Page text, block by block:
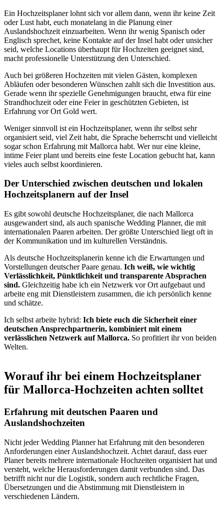
Ein Hochzeitsplaner lohnt sich vor allem dann, wenn ihr keine Zeit
oder Lust habt, euch monatelang in die Planung einer
Auslandshochzeit einzuarbeiten. Wenn ihr wenig Spanisch oder
Englisch sprechet, keine Kontakte auf der Insel habt oder unsicher
seid, welche Locations überhaupt für Hochzeiten geeignet sind,
macht professionelle Unterstützung den Unterschied.
Auch bei größeren Hochzeiten mit vielen Gästen, komplexen
Abläufen oder besonderen Wünschen zahlt sich die Investition aus.
Gerade wenn ihr spezielle Genehmigungen braucht, etwa für eine
Strandhochzeit oder eine Feier in geschützten Gebieten, ist
Erfahrung vor Ort Gold wert.
Weniger sinnvoll ist ein Hochzeitsplaner, wenn ihr selbst sehr
organisiert seid, viel Zeit habt, die Sprache beherrscht und vielleicht
sogar schon Erfahrung mit Mallorca habt. Wer nur eine kleine,
intime Feier plant und bereits eine feste Location gebucht hat, kann
vieles auch selbst koordinieren.
Der Unterschied zwischen deutschen und lokalen
Hochzeitsplanern auf der Insel
Es gibt sowohl deutsche Hochzeitsplaner, die nach Mallorca
ausgewandert sind, als auch spanische Wedding Planner, die mit
internationalen Paaren arbeiten. Der größte Unterschied liegt oft in
der Kommunikation und im kulturellen Verständnis.
Als deutsche Hochzeitsplanerin kenne ich die Erwartungen und
Vorstellungen deutscher Paare genau. Ich weiß, wie wichtig
Verlässlichkeit, Pünktlichkeit und transparente Absprachen
sind. Gleichzeitig habe ich ein Netzwerk vor Ort aufgebaut und
arbeite eng mit Dienstleistern zusammen, die ich persönlich kenne
und schätze.
Ich selbst arbeite hybrid: Ich biete euch die Sicherheit einer
deutschen Ansprechpartnerin, kombiniert mit einem
verlässlichen Netzwerk auf Mallorca. So profitiert ihr von beiden
Welten.
Worauf ihr bei einem Hochzeitsplaner
für Mallorca-Hochzeiten achten solltet
Erfahrung mit deutschen Paaren und
Auslandshochzeiten
Nicht jeder Wedding Planner hat Erfahrung mit den besonderen
Anforderungen einer Auslandshochzeit. Achtet darauf, dass euer
Planer bereits mehrere internationale Hochzeiten organisiert hat und
versteht, welche Herausforderungen damit verbunden sind. Das
betrifft nicht nur die Logistik, sondern auch rechtliche Fragen,
Übersetzungen und die Abstimmung mit Dienstleistern in
verschiedenen Ländern.